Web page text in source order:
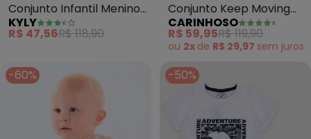
Conjunto Infantil Menino
Estampa (Branco)
KYLY
R$ 47,56R$ 118,90
Conjunto Keep Moving
Forward em Moletinho
(Branco)
CARINHOSO
R$ 59,95R$ 119,90
ou 2x de R$ 29,97 sem juros
-60% -50%